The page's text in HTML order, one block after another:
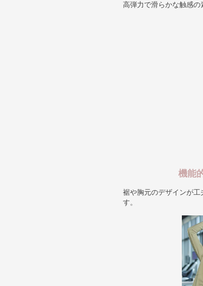
高弾力で滑らかな触感の
機能
裾や胸元のデザインが
す。